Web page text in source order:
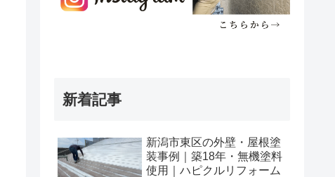
新着記事
新潟市東区の外壁・屋根塗
装事例｜築18年・無機塗料
使用｜ハピクルリフォーム